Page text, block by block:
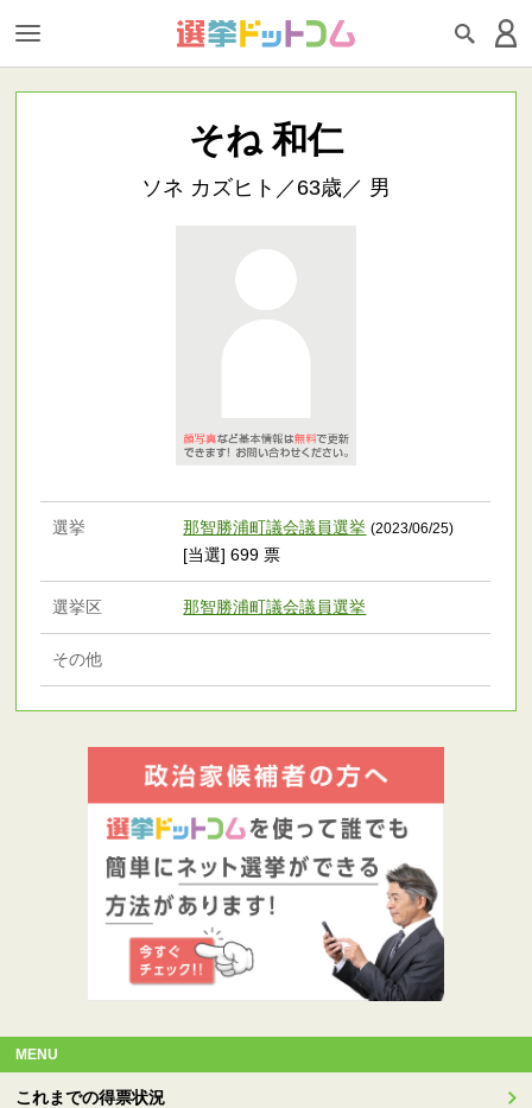
そね 和仁
ソネ カズヒト／63歳／ 男
選挙 那智勝浦町議会議員選挙 (2023/06/25)
[当選] 699 票
選挙区 那智勝浦町議会議員選挙
その他
MENU
これまでの得票状況